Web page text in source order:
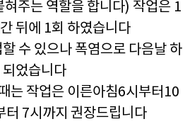
주는 역할을 합니다) 작업은 1
뒤에 1회 하였습니다
수 있으나 폭염으로 다음날 하
되었습니다
는 작업은 이른아침6시부터10
터 7시까지 권장드립니다